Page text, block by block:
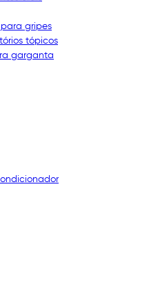
gripes
tópicos
garganta